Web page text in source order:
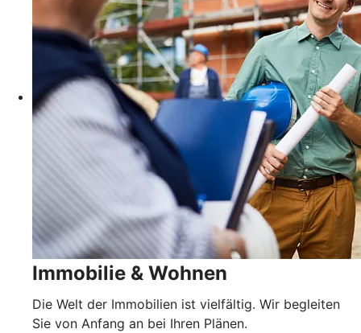
Immobilie & Wohnen
Die Welt der Immobilien ist vielfältig. Wir begleiten
Sie von Anfang an bei Ihren Plänen.